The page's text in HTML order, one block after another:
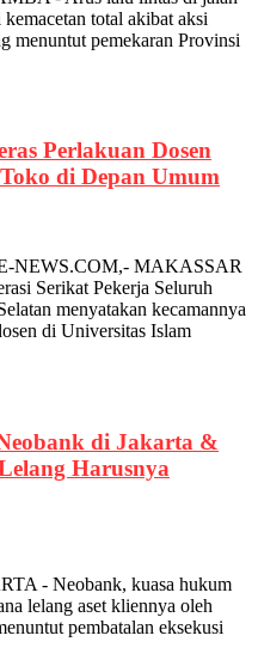
total akibat aksi
menuntut pemekaran Provinsi
Perlakuan Dosen
di Depan Umum
NEWS.COM,- MAKASSAR
Serikat Pekerja Seluruh
menyatakan kecamannya
di Universitas Islam
di Jakarta &
Harusnya
- Neobank, kuasa hukum
lelang aset kliennya oleh
pembatalan eksekusi